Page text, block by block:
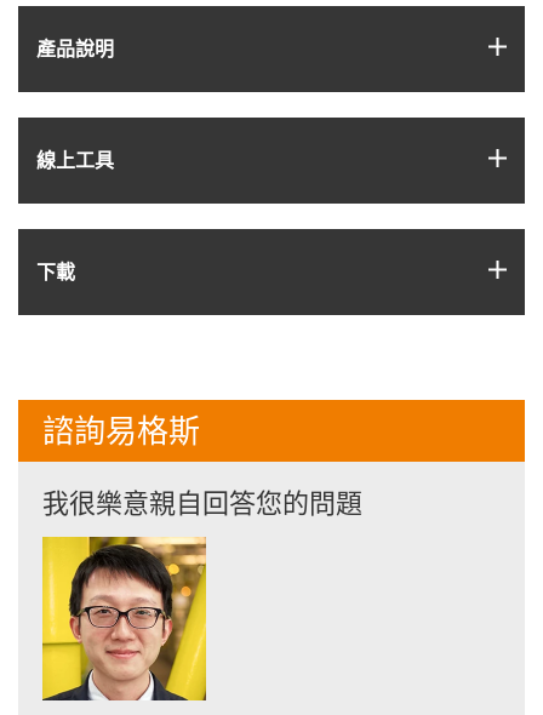
產品說明
線上工具
下載
諮詢易格斯
我很樂意親自回答您的問題